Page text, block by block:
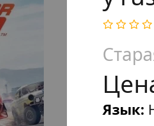
Язык: